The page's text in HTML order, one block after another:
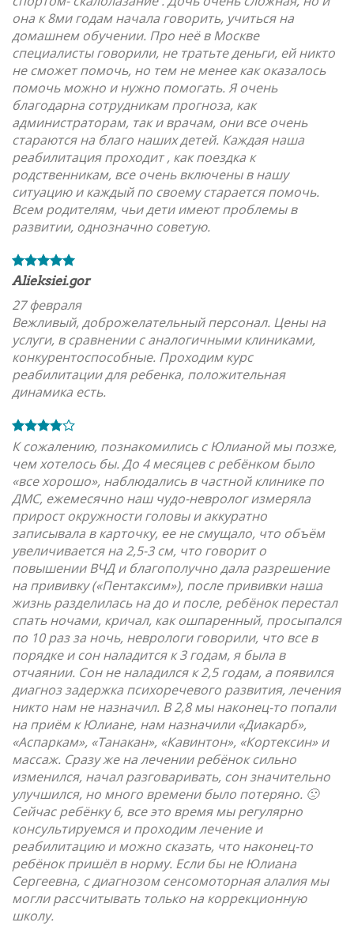
она к 8ми годам начала говорить, учиться на
домашнем обучении. Про неё в Москве
специалисты говорили, не тратьте деньги, ей никто
не сможет помочь, но тем не менее как оказалось
помочь можно и нужно помогать. Я очень
благодарна сотрудникам прогноза, как
администраторам, так и врачам, они все очень
стараются на благо наших детей. Каждая наша
реабилитация проходит , как поездка к
родственникам, все очень включены в нашу
ситуацию и каждый по своему старается помочь.
Всем родителям, чьи дети имеют проблемы в
развитии, однозначно советую.
Alieksiei.gor
27 февраля
Вежливый, доброжелательный персонал. Цены на
услуги, в сравнении с аналогичными клиниками,
конкурентоспособные. Проходим курс
реабилитации для ребенка, положительная
динамика есть.
К сожалению, познакомились с Юлианой мы позже,
чем хотелось бы. До 4 месяцев с ребёнком было
«все хорошо», наблюдались в частной клинике по
ДМС, ежемесячно наш чудо-невролог измеряла
прирост окружности головы и аккуратно
записывала в карточку, ее не смущало, что объём
увеличивается на 2,5-3 см, что говорит о
повышении ВЧД и благополучно дала разрешение
на прививку («Пентаксим»), после прививки наша
жизнь разделилась на до и после, ребёнок перестал
спать ночами, кричал, как ошпаренный, просыпался
по 10 раз за ночь, неврологи говорили, что все в
порядке и сон наладится к 3 годам, я была в
отчаянии. Сон не наладился к 2,5 годам, а появился
диагноз задержка психоречевого развития, лечения
никто нам не назначил. В 2,8 мы наконец-то попали
на приём к Юлиане, нам назначили «Диакарб»,
«Аспаркам», «Танакан», «Кавинтон», «Кортексин» и
массаж. Сразу же на лечении ребёнок сильно
изменился, начал разговаривать, сон значительно
улучшился, но много времени было потеряно. 🙁
Сейчас ребёнку 6, все это время мы регулярно
консультируемся и проходим лечение и
реабилитацию и можно сказать, что наконец-то
ребёнок пришёл в норму. Если бы не Юлиана
Сергеевна, с диагнозом сенсомоторная алалия мы
могли рассчитывать только на коррекционную
школу.